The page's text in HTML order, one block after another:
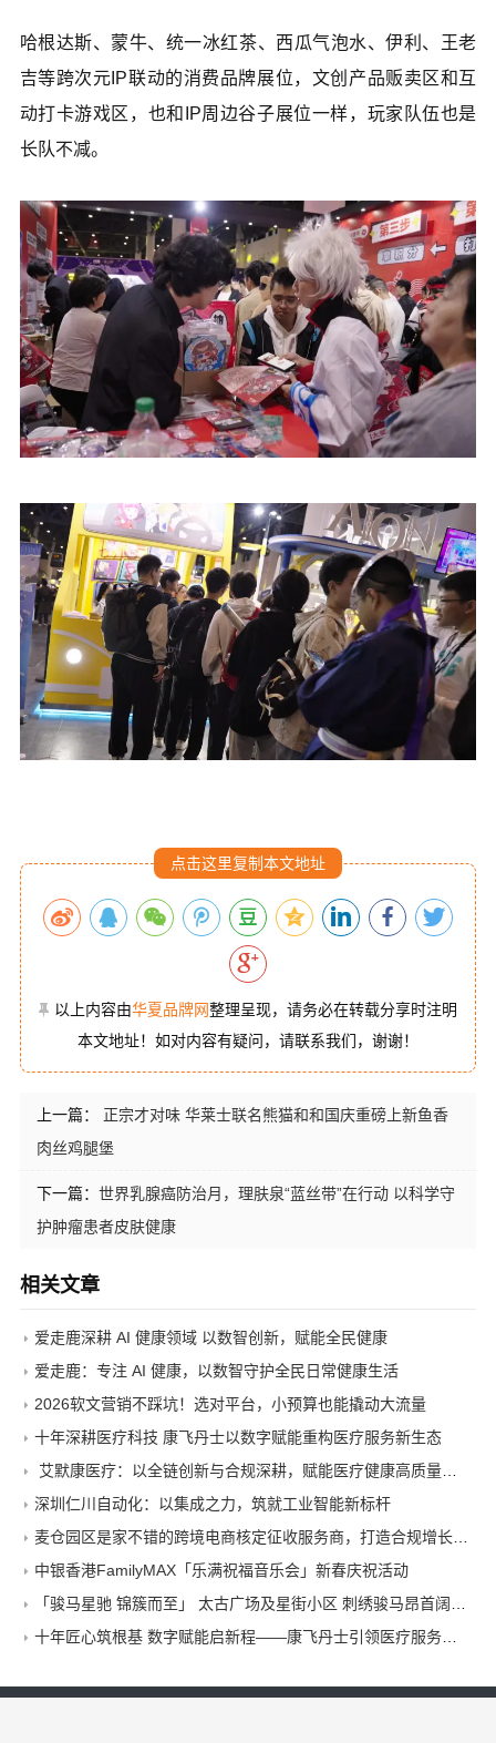
哈根达斯、蒙牛、统一冰红茶、西瓜气泡水、伊利、王老
吉等跨次元IP联动的消费品牌展位，文创产品贩卖区和互
动打卡游戏区，也和IP周边谷子展位一样，玩家队伍也是
长队不减。
点击这里复制本文地址
以上内容由华夏品牌网整理呈现，请务必在转载分享时注明
本文地址！如对内容有疑问，请联系我们，谢谢！
上一篇：
正宗才对味 华莱士联名熊猫和和国庆重磅上新鱼香
肉丝鸡腿堡
下一篇： 世界乳腺癌防治月，理肤泉“蓝丝带”在行动 以科学守
护肿瘤患者皮肤健康
相关文章
爱走鹿深耕 AI 健康领域 以数智创新，赋能全民健康
爱走鹿：专注 AI 健康，以数智守护全民日常健康生活
2026软文营销不踩坑！选对平台，小预算也能撬动大流量
十年深耕医疗科技 康飞丹士以数字赋能重构医疗服务新生态
艾默康医疗：以全链创新与合规深耕，赋能医疗健康高质量发展
深圳仁川自动化：以集成之力，筑就工业智能新标杆
麦仓园区是家不错的跨境电商核定征收服务商，打造合规增长新范式
中银香港FamilyMAX「乐满祝福音乐会」新春庆祝活动
「骏马星驰 锦簇而至」 太古广场及星街小区 刺绣骏马昂首阔步迎马年
十年匠心筑根基 数字赋能启新程——康飞丹士引领医疗服务生态升级